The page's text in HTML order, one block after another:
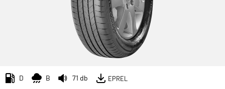
D B 71 db EPREL